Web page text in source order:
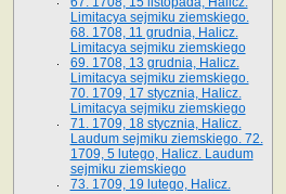
Limitacya sejmiku ziemskiego.
68. 1708, 11 grudnia, Halicz.
Limitacya sejmiku ziemskiego
69. 1708, 13 grudnia, Halicz.
Limitacya sejmiku ziemskiego.
70. 1709, 17 stycznia, Halicz.
Limitacya sejmiku ziemskiego
71. 1709, 18 stycznia, Halicz.
Laudum sejmiku ziemskiego. 72.
1709, 5 lutego, Halicz. Laudum
sejmiku ziemskiego
73. 1709, 19 lutego, Halicz.